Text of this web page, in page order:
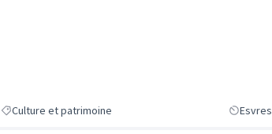
Culture et patrimoine Esvres